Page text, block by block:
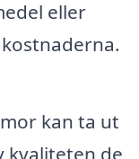
eller
kan ta ut
kvaliteten de